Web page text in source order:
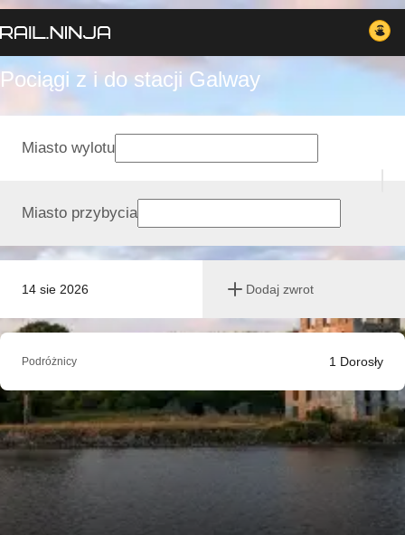
Pociągi z i do stacji Galway
14 sie 2026 Dodaj zwrot
Miasto wylotu
Miasto przybycia
Podróżnicy 1 Dorosły